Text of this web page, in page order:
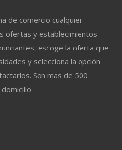
de comercio cualquier
ofertas y establecimientos
escoge la oferta que
y selecciona la opción
Son mas de 500